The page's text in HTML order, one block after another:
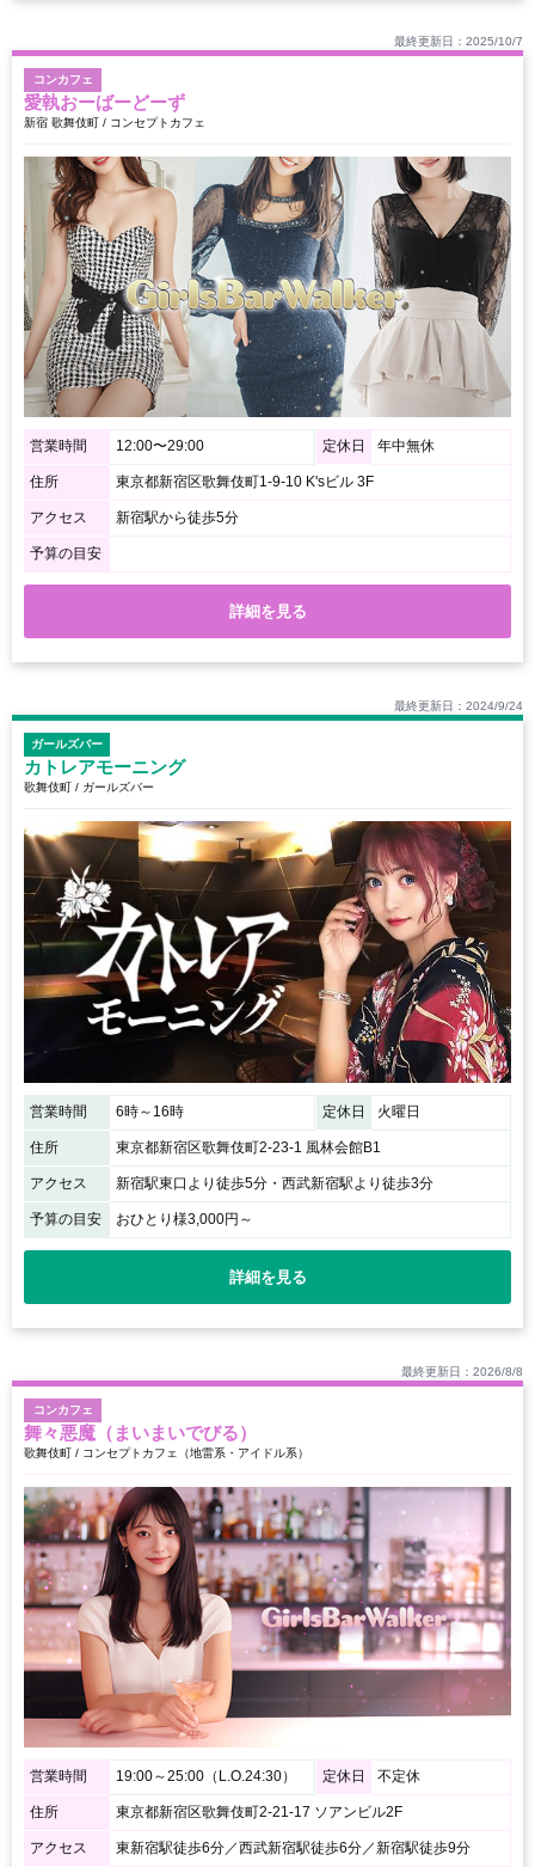
最終更新日：2025/10/7
コンカフェ
愛執おーばーどーず
新宿 歌舞伎町 / コンセプトカフェ
営業時間 12:00〜29:00 定休日 年中無休
住所 東京都新宿区歌舞伎町1-9-10 K'sビル 3F
アクセス 新宿駅から徒歩5分
予算の目安
詳細を見る
最終更新日：2024/9/24
ガールズバー
カトレアモーニング
歌舞伎町 / ガールズバー
営業時間 6時～16時 定休日 火曜日
住所 東京都新宿区歌舞伎町2-23-1 風林会館B1
アクセス 新宿駅東口より徒歩5分・西武新宿駅より徒歩3分
予算の目安 おひとり様3,000円～
詳細を見る
最終更新日：2026/8/8
コンカフェ
舞々悪魔（まいまいでびる）
歌舞伎町 / コンセプトカフェ（地雷系・アイドル系）
営業時間 19:00～25:00（L.O.24:30） 定休日 不定休
住所 東京都新宿区歌舞伎町2-21-17 ソアンビル2F
アクセス 東新宿駅徒歩6分／西武新宿駅徒歩6分／新宿駅徒歩9分